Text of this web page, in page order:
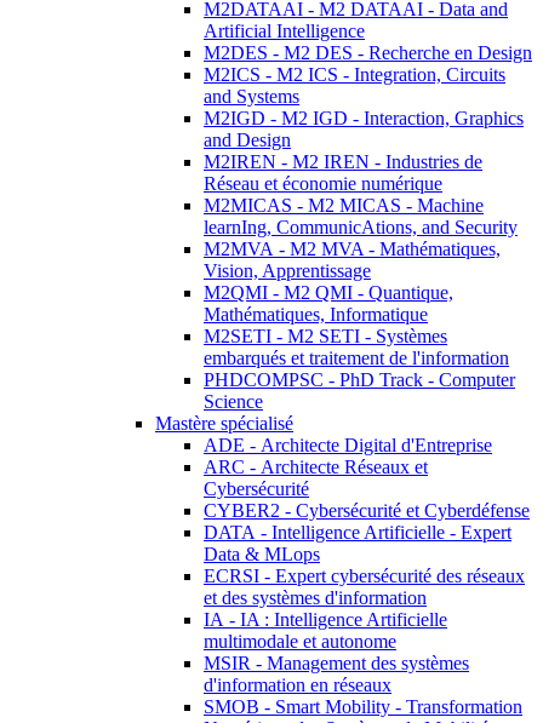
M2DATAAI - M2 DATAAI - Data and
Artificial Intelligence
M2DES - M2 DES - Recherche en Design
M2ICS - M2 ICS - Integration, Circuits
and Systems
M2IGD - M2 IGD - Interaction, Graphics
and Design
M2IREN - M2 IREN - Industries de
Réseau et économie numérique
M2MICAS - M2 MICAS - Machine
learnIng, CommunicAtions, and Security
M2MVA - M2 MVA - Mathématiques,
Vision, Apprentissage
M2QMI - M2 QMI - Quantique,
Mathématiques, Informatique
M2SETI - M2 SETI - Systèmes
embarqués et traitement de l'information
PHDCOMPSC - PhD Track - Computer
Science
Mastère spécialisé
ADE - Architecte Digital d'Entreprise
ARC - Architecte Réseaux et
Cybersécurité
CYBER2 - Cybersécurité et Cyberdéfense
DATA - Intelligence Artificielle - Expert
Data & MLops
ECRSI - Expert cybersécurité des réseaux
et des systèmes d'information
IA - IA : Intelligence Artificielle
multimodale et autonome
MSIR - Management des systèmes
d'information en réseaux
SMOB - Smart Mobility - Transformation